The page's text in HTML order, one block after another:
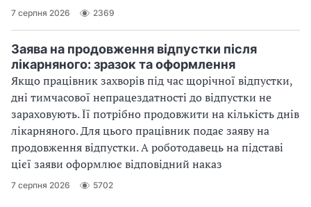
7 серпня 2026 2369
Заява на продовження відпустки після
лікарняного: зразок та оформлення
Якщо працівник захворів під час щорічної відпустки,
дні тимчасової непрацездатності до відпустки не
зараховують. Її потрібно продовжити на кількість днів
лікарняного. Для цього працівник подає заяву на
продовження відпустки. А роботодавець на підставі
цієї заяви оформлює відповідний наказ
7 серпня 2026 5702